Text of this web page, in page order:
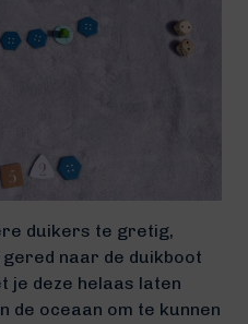
duikers te gretig,
naar de duikboot
je deze helaas laten
de oceaan om te kunnen